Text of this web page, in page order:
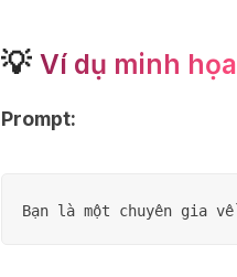
💡 Ví dụ minh họa
Prompt: